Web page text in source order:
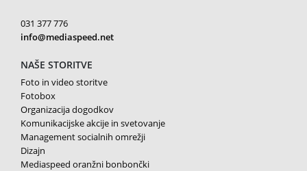
031 377 776
info@mediaspeed.net
NAŠE STORITVE
Foto in video storitve
Fotobox
Organizacija dogodkov
Komunikacijske akcije in svetovanje
Management socialnih omrežji
Dizajn
Mediaspeed oranžni bonbončki